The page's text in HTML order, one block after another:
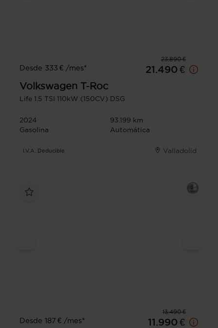
23.890 €
Desde 333 € /mes*
21.490 €
Volkswagen T-Roc
Life 1.5 TSI 110kW (150CV) DSG
2024
93.199 km
Gasolina
Automática
I.V.A. Deducible Valladolid
13.490 €
Desde 187 € /mes*
11.990 €